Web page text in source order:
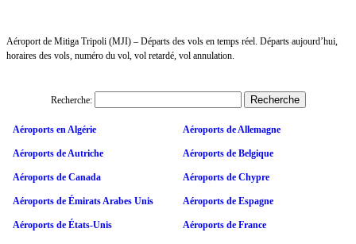
Aéroport de Mitiga Tripoli (MJI) – Départs des vols en temps réel. Départs aujourd’hui,
horaires des vols, numéro du vol, vol retardé, vol annulation.
Recherche:
Aéroports en Algérie Aéroports de Allemagne
Aéroports de Autriche Aéroports de Belgique
Aéroports de Canada Aéroports de Chypre
Aéroports de Émirats Arabes Unis Aéroports de Espagne
Aéroports de États-Unis Aéroports de France